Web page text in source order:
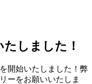
たしました！
開始いたしました！弊
ーをお願いいたしま